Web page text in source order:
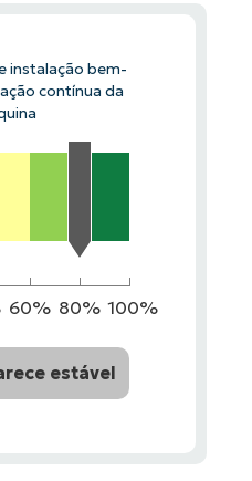
instalação bem-
contínua da
60% 80% 100%
estável